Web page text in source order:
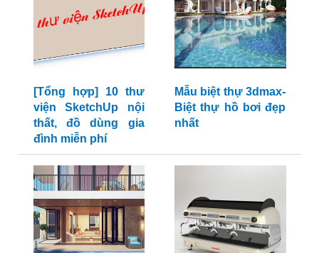
[Tổng hợp] 10 thư
viện SketchUp nội
thất, đồ dùng gia
đình miễn phí
Mẫu biệt thự 3dmax-
Biệt thự hồ bơi đẹp
nhất